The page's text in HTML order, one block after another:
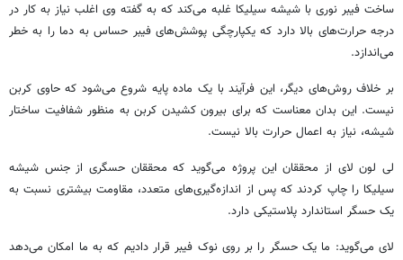
ساخت فیبر نوری با شیشه سیلیکا غلبه می‌کند که به گفته وی اغلب نیاز به کار در
درجه حرارت‌های بالا دارد که یکپارچگی پوشش‌های فیبر حساس به دما را به خطر
می‌اندازد.
بر خلاف روش‌های دیگر، این فرآیند با یک ماده پایه شروع می‌شود که حاوی کربن
نیست. این بدان معناست که برای بیرون کشیدن کربن به منظور شفافیت ساختار
شیشه، نیاز به اعمال حرارت بالا نیست.
لی لون لای از محققان این پروژه می‌گوید که محققان حسگری از جنس شیشه‌
سیلیکا را چاپ کردند که پس از اندازه‌گیری‌های متعدد، مقاومت بیشتری نسبت به
یک حسگر استاندارد پلاستیکی دارد.
لای می‌گوید: ما یک حسگر را بر روی نوک فیبر قرار دادیم که به ما امکان می‌دهد